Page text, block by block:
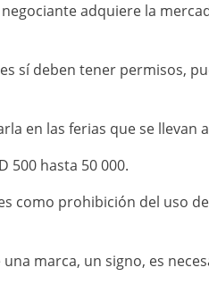
adquiere la
sí deben tener permisos,
en las ferias que se llevan
500 hasta 50 000.
como prohibición del uso
marca, un signo, es